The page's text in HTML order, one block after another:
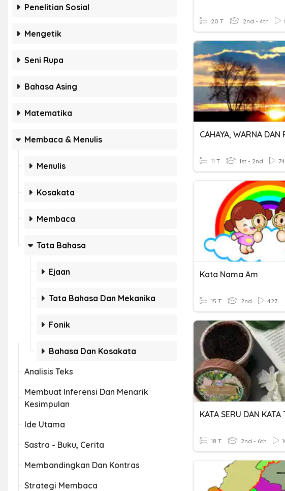
Penelitian Sosial
Mengetik
Seni Rupa
Bahasa Asing
Matematika
Membaca & Menulis
Menulis
Kosakata
Membaca
Tata Bahasa
Ejaan
Tata Bahasa Dan Mekanika
Fonik
Bahasa Dan Kosakata
Analisis Teks
Membuat Inferensi Dan Menarik
Kesimpulan
Ide Utama
Sastra - Buku, Cerita
Membandingkan Dan Kontras
Strategi Membaca
20 T 2nd - 4th
11 T 1st - 2nd 74
Kata Nama Am
15 T 2nd 427
KATA SERU DAN KATA
18 T 2nd - 6th